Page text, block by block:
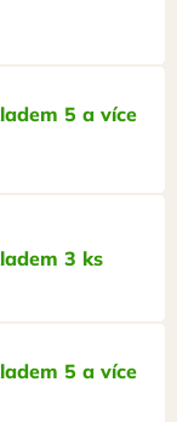
5 a více
3 ks
5 a více